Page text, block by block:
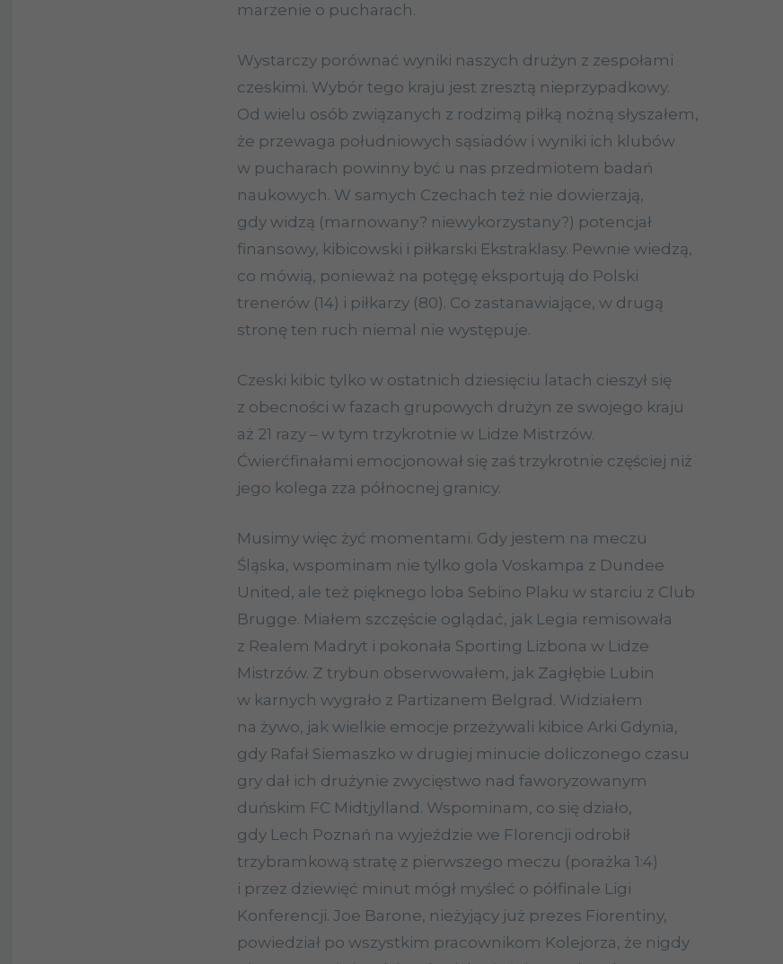
marzenie o pucharach.
Wystarczy porównać wyniki naszych drużyn z zespołami
czeskimi. Wybór tego kraju jest zresztą nieprzypadkowy.
Od wielu osób związanych z rodzimą piłką nożną słyszałem,
że przewaga południowych sąsiadów i wyniki ich klubów
w pucharach powinny być u nas przedmiotem badań
naukowych. W samych Czechach też nie dowierzają,
gdy widzą (marnowany? niewykorzystany?) potencjał
finansowy, kibicowski i piłkarski Ekstraklasy. Pewnie wiedzą,
co mówią, ponieważ na potęgę eksportują do Polski
trenerów (14) i piłkarzy (80). Co zastanawiające, w drugą
stronę ten ruch niemal nie występuje.
Czeski kibic tylko w ostatnich dziesięciu latach cieszył się
z obecności w fazach grupowych drużyn ze swojego kraju
aż 21 razy – w tym trzykrotnie w Lidze Mistrzów.
Ćwierćfinałami emocjonował się zaś trzykrotnie częściej niż
jego kolega zza północnej granicy.
Musimy więc żyć momentami. Gdy jestem na meczu
Śląska, wspominam nie tylko gola Voskampa z Dundee
United, ale też pięknego loba Sebino Plaku w starciu z Club
Brugge. Miałem szczęście oglądać, jak Legia remisowała
z Realem Madryt i pokonała Sporting Lizbona w Lidze
Mistrzów. Z trybun obserwowałem, jak Zagłębie Lubin
w karnych wygrało z Partizanem Belgrad. Widziałem
na żywo, jak wielkie emocje przeżywali kibice Arki Gdynia,
gdy Rafał Siemaszko w drugiej minucie doliczonego czasu
gry dał ich drużynie zwycięstwo nad faworyzowanym
duńskim FC Midtjylland. Wspominam, co się działo,
gdy Lech Poznań na wyjeździe we Florencji odrobił
trzybramkową stratę z pierwszego meczu (porażka 1:4)
i przez dziewięć minut mógł myśleć o półfinale Ligi
Konferencji. Joe Barone, nieżyjący już prezes Fiorentiny,
powiedział po wszystkim pracownikom Kolejorza, że nigdy